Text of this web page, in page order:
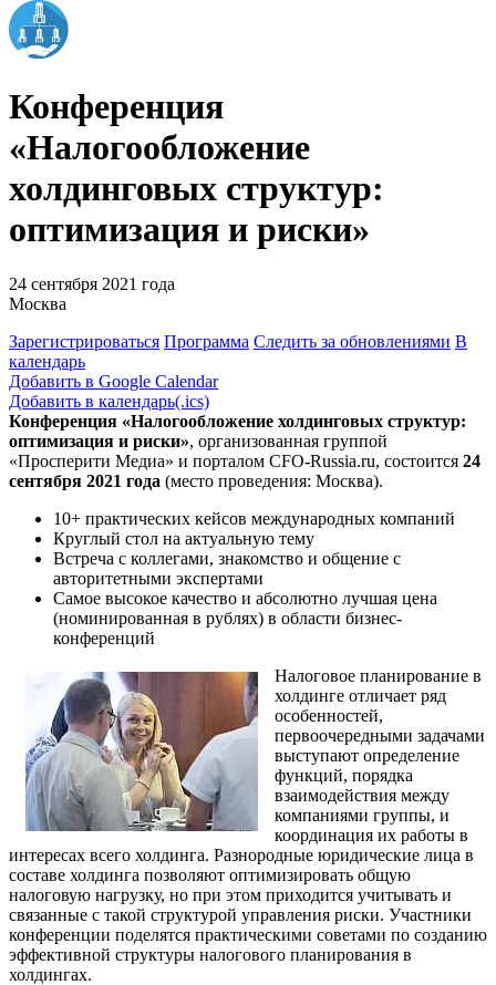
Конференция
«Налогообложение
холдинговых структур:
оптимизация и риски»
24 сентября 2021 года
Москва
Зарегистрироваться Программа Следить за обновлениями В
календарь
Добавить в Google Calendar
Добавить в календарь(.ics)
Конференция «Налогообложение холдинговых структур:
оптимизация и риски», организованная группой
«Просперити Медиа» и порталом CFO-Russia.ru, состоится 24
сентября 2021 года (место проведения: Москва).
10+ практических кейсов международных компаний
Круглый стол на актуальную тему
Встреча с коллегами, знакомство и общение с
авторитетными экспертами
Самое высокое качество и абсолютно лучшая цена
(номинированная в рублях) в области бизнес-
конференций
Налоговое планирование в
холдинге отличает ряд
особенностей,
первоочередными задачами
выступают определение
функций, порядка
взаимодействия между
компаниями группы, и
координация их работы в
интересах всего холдинга. Разнородные юридические лица в
составе холдинга позволяют оптимизировать общую
налоговую нагрузку, но при этом приходится учитывать и
связанные с такой структурой управления риски. Участники
конференции поделятся практическими советами по созданию
эффективной структуры налогового планирования в
холдингах.